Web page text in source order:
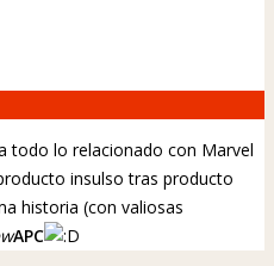
todo lo relacionado con Marvel
insulso tras producto
historia (con valiosas
APC